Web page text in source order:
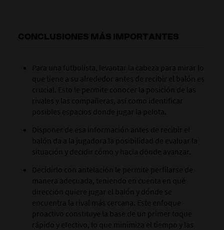
CONCLUSIONES MÁS IMPORTANTES
Para una futbolista, levantar la cabeza para mirar lo
que tiene a su alrededor antes de recibir el balón es
crucial. Esto le permite conocer la posición de las
rivales y las compañeras, así como identificar
posibles espacios donde jugar la pelota.
Disponer de esa información antes de recibir el
balón da a la jugadora la posibilidad de evaluar la
situación y decidir cómo y hacia dónde avanzar.
Decidirlo con antelación le permite perfilarse de
manera adecuada, teniendo en cuenta en qué
dirección quiere jugar el balón y dónde se
encuentra la rival más cercana. Este enfoque
proactivo constituye la base de un primer toque
rápido y efectivo, lo que minimiza el tiempo y las